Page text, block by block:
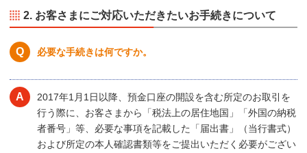
2. お客さまにご対応いただきたいお手続きについて
必要な手続きは何ですか。
2017年1月1日以降、預金口座の開設を含む所定のお取引を
行う際に、お客さまから「税法上の居住地国」「外国の納税
者番号」等、必要な事項を記載した「届出書」（当行書式）
および所定の本人確認書類等をご提出いただく必要がござい